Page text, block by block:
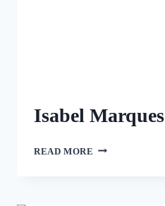
Isabel Marques
READ MORE